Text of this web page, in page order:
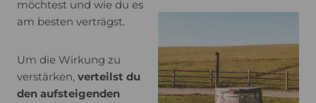
möchtest und wie du es
am besten verträgst.
Um die Wirkung zu
verstärken, verteilst du
den aufsteigenden